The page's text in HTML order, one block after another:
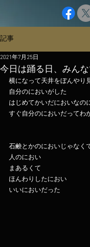
記事
今日は踊る日、みん
2021年7月25日
横になって天井をぼんやり
自分のにおいがした
はじめてかいだにおいなの
すぐ自分のにおいだってわ
石鹸とかのにおいじゃなく
人のにおい
まあるくて
ほんわりしたにおい
いいにおいだった